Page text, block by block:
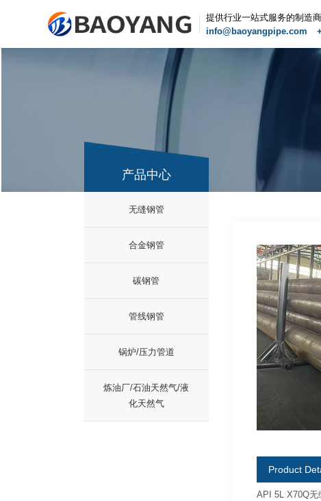
提供行业一站式服务的制造商
info@baoyangpipe.com
产品中心
无缝钢管
合金钢管
碳钢管
管线钢管
锅炉/压力管道
炼油厂/石油天然气/液
化天然气
Product
API 5L X70Q无